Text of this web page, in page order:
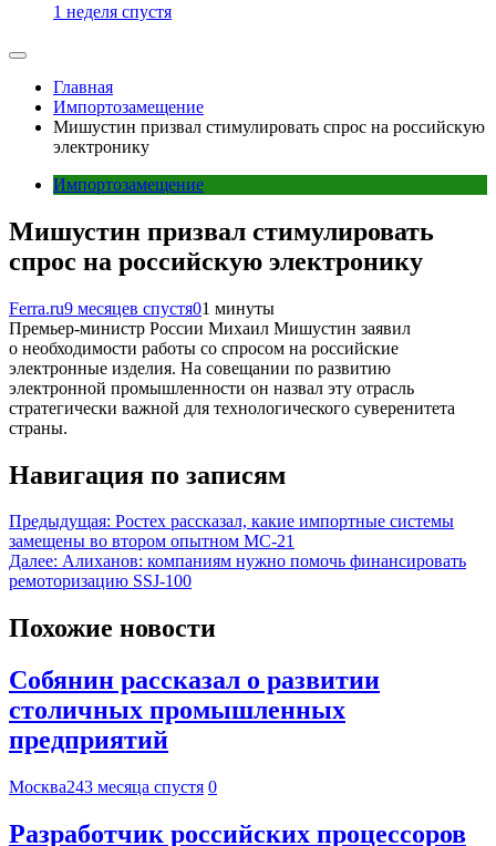
1 неделя спустя
Главная
Импортозамещение
Мишустин призвал стимулировать спрос на российскую
электронику
Импортозамещение
Мишустин призвал стимулировать
спрос на российскую электронику
Ferra.ru9 месяцев спустя01 минуты
Премьер-министр России Михаил Мишустин заявил
о необходимости работы со спросом на российские
электронные изделия. На совещании по развитию
электронной промышленности он назвал эту отрасль
стратегически важной для технологического суверенитета
страны.
Навигация по записям
Предыдущая: Ростех рассказал, какие импортные системы
замещены во втором опытном МС-21
Далее: Алиханов: компаниям нужно помочь финансировать
ремоторизацию SSJ-100
Похожие новости
Собянин рассказал о развитии
столичных промышленных
предприятий
Москва243 месяца спустя 0
Разработчик российских процессоров